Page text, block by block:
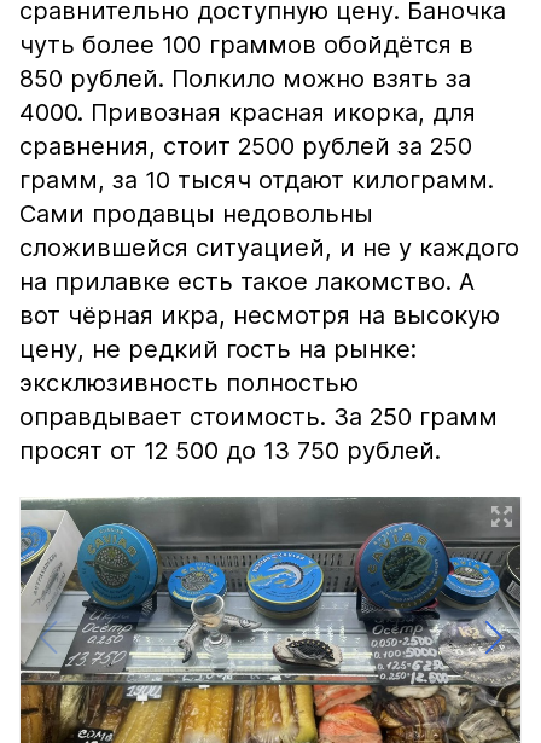
сравнительно доступную цену. Баночка
чуть более 100 граммов обойдётся в
850 рублей. Полкило можно взять за
4000. Привозная красная икорка, для
сравнения, стоит 2500 рублей за 250
грамм, за 10 тысяч отдают килограмм.
Сами продавцы недовольны
сложившейся ситуацией, и не у каждого
на прилавке есть такое лакомство. А
вот чёрная икра, несмотря на высокую
цену, не редкий гость на рынке:
эксклюзивность полностью
оправдывает стоимость. За 250 грамм
просят от 12 500 до 13 750 рублей.